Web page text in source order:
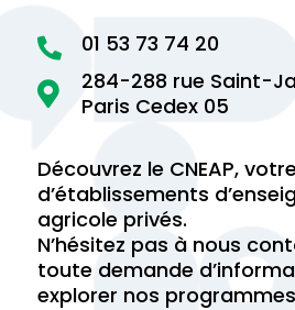


284-288 rue Saint-
Paris Cedex 05
01 53 73 74 20
Découvrez le CNEAP,
d’établissements
agricole privés.
N’hésitez pas à nous
toute demande
explorer nos